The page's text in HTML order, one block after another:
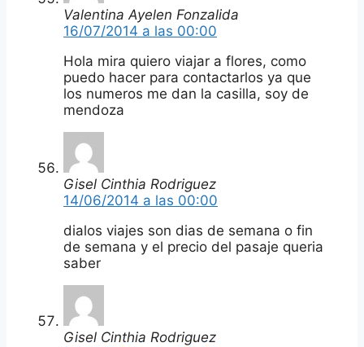
Valentina Ayelen Fonzalida
16/07/2014 a las 00:00
Hola mira quiero viajar a flores, como
puedo hacer para contactarlos ya que
los numeros me dan la casilla, soy de
mendoza
Gisel Cinthia Rodriguez
14/06/2014 a las 00:00
dialos viajes son dias de semana o fin
de semana y el precio del pasaje queria
saber
Gisel Cinthia Rodriguez